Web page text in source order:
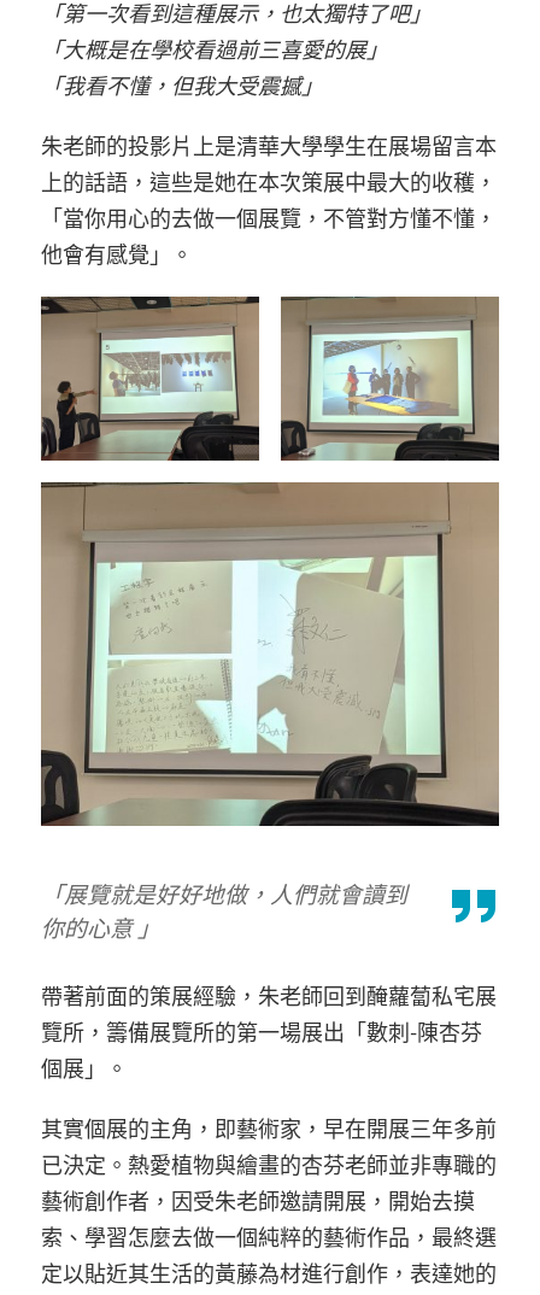
「第一次看到這種展示，也太獨特了吧」
「大概是在學校看過前三喜愛的展」
「我看不懂，但我大受震撼」
朱老師的投影片上是清華大學學生在展場留言本
上的話語，這些是她在本次策展中最大的收穫，
「當你用心的去做一個展覽，不管對方懂不懂，
他會有感覺」。
「展覽就是好好地做，人們就會讀到
你的心意 」
帶著前面的策展經驗，朱老師回到醃蘿蔔私宅展
覽所，籌備展覽所的第一場展出「數刺-陳杏芬
個展」。
其實個展的主角，即藝術家，早在開展三年多前
已決定。熱愛植物與繪畫的杏芬老師並非專職的
藝術創作者，因受朱老師邀請開展，開始去摸
索、學習怎麼去做一個純粹的藝術作品，最終選
定以貼近其生活的黃藤為材進行創作，表達她的